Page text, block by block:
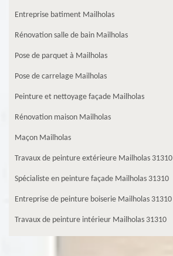
Entreprise batiment Mailholas
Rénovation salle de bain Mailholas
Pose de parquet à Mailholas
Pose de carrelage Mailholas
Peinture et nettoyage façade Mailholas
Rénovation maison Mailholas
Maçon Mailholas
Travaux de peinture extérieure Mailholas 31310
Spécialiste en peinture façade Mailholas 31310
Entreprise de peinture boiserie Mailholas 31310
Travaux de peinture intérieur Mailholas 31310